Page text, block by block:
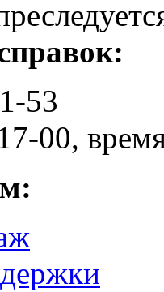
53
00,